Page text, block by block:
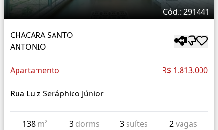
Cód.: 291441
CHACARA SANTO
ANTONIO
Apartamento R$ 1.813.000
Rua Luiz Seráphico Júnior
138 m² 3 dorms 3 suítes 2vagas